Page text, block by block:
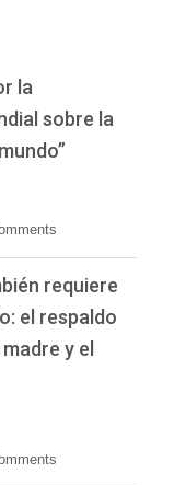
la
sobre la
requiere
el respaldo
y el